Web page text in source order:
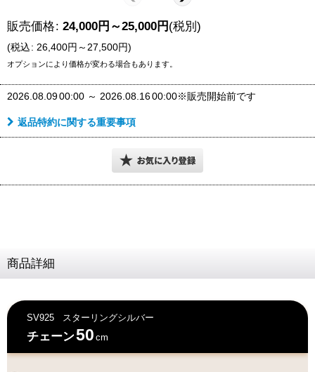
販売価格: 24,000円 ～25,000円 (税別)
(税込: 26,400円 ～27,500円)
オプションにより価格が変わる場合もあります。
2026.08.0900:00 ～ 2026.08.1600:00※販売開始前です
返品特約に関する重要事項
商品詳細
SV925 スターリングシルバー
チェーン50 cm